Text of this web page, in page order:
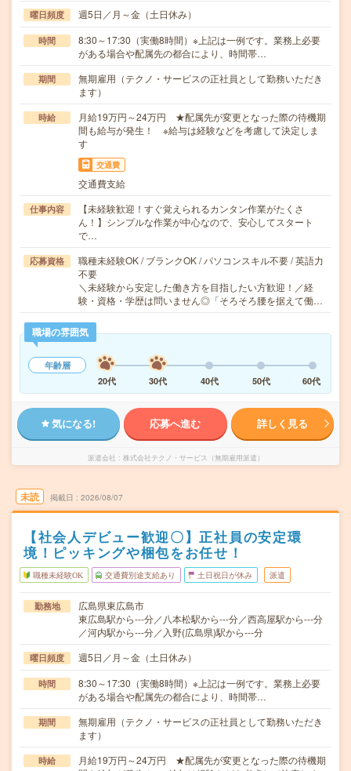
曜日頻度 週5日／月～金（土日休み）
時間
8:30～17:30（実働8時間）※上記は一例です。業務上必要
がある場合や配属先の都合により、時間帯…
期間
無期雇用（テクノ・サービスの正社員として勤務いただき
ます）
時給
月給19万円～24万円 ★配属先が変更となった際の待機期
間も給与が発生！ ※給与は経験などを考慮して決定しま
す
交通費
交通費支給
仕事内容
【未経験歓迎！すぐ覚えられるカンタン作業がたくさ
ん！】シンプルな作業が中心なので、安心してスタート
で…
応募資格
職種未経験OK / ブランクOK / パソコンスキル不要 / 英語力
不要
＼未経験から安定した働き方を目指したい方歓迎！／経
験・資格・学歴は問いません◎「そろそろ腰を据えて働…
職場の雰囲気
年齢層
20代
30代 40代 50代 60代
気になる! 応募へ進む 詳しく見る
派遣会社 株式会社テクノ・サービス（無期雇用派遣）
未読 掲載日 2026/08/07
【社会人デビュー歓迎〇】正社員の安定環
境！ピッキングや梱包をお任せ！
職種未経験OK 交通費別途支給あり 土日祝日が休み 派遣
勤務地
広島県東広島市
東広島駅から---分／八本松駅から---分／西高屋駅から---分
／河内駅から---分／入野(広島県)駅から---分
曜日頻度 週5日／月～金（土日休み）
時間
8:30～17:30（実働8時間）※上記は一例です。業務上必要
がある場合や配属先の都合により、時間帯…
期間
無期雇用（テクノ・サービスの正社員として勤務いただき
ます）
時給
月給19万円～24万円 ★配属先が変更となった際の待機期